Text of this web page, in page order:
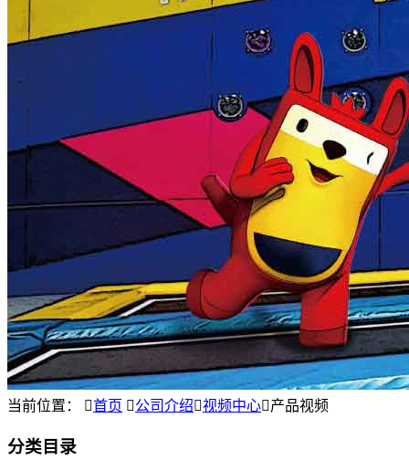
当前位置： 首页 公司介绍视频中心产品视频
分类目录